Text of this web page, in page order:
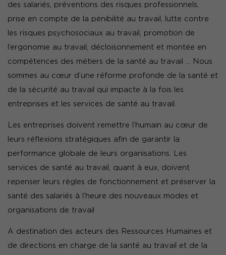
des salariés, préventions des risques professionnels,
prise en compte de la pénibilité au travail, lutte contre
les risques psychosociaux au travail, promotion de
l’ergonomie au travail, décloisonnement et montée en
compétences des métiers de la santé au travail … Nous
sommes au cœur d’une réforme profonde de la santé et
de la sécurité au travail qui impacte à la fois les
entreprises et les services de santé au travail.
Les entreprises doivent remettre l’humain au cœur de
leurs réflexions stratégiques afin de garantir la
performance globale de leurs organisations. Les
services de santé au travail, quant à eux, doivent
repenser leurs règles de fonctionnement et préserver la
santé des salariés à l’heure des nouveaux modes et
organisations de travail
A destination des acteurs des Ressources Humaines et
de directions en charge de la santé au travail et de la